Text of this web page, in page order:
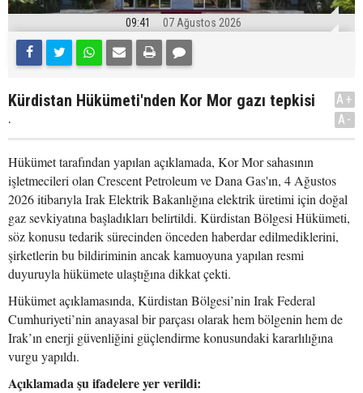
09:41 07 Ağustos 2026
Kürdistan Hükümeti'nden Kor Mor gazı tepkisi
.
A+
A-
Hükümet tarafından yapılan açıklamada, Kor Mor sahasının
işletmecileri olan Crescent Petroleum ve Dana Gas'ın, 4 Ağustos
2026 itibarıyla Irak Elektrik Bakanlığına elektrik üretimi için doğal
gaz sevkiyatına başladıkları belirtildi. Kürdistan Bölgesi Hükümeti,
söz konusu tedarik sürecinden önceden haberdar edilmediklerini,
şirketlerin bu bildiriminin ancak kamuoyuna yapılan resmi
duyuruyla hükümete ulaştığına dikkat çekti.
Hükümet açıklamasında, Kürdistan Bölgesi’nin Irak Federal
Cumhuriyeti’nin anayasal bir parçası olarak hem bölgenin hem de
Irak’ın enerji güvenliğini güçlendirme konusundaki kararlılığına
vurgu yapıldı.
Açıklamada şu ifadelere yer verildi: